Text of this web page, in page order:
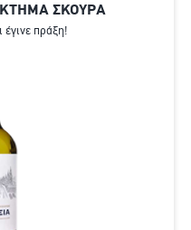
ΣΚΟΥΡΑ
έγινε πράξη!